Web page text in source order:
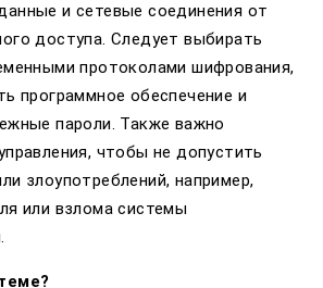
и сетевые соединения от
доступа. Следует выбирать
протоколами шифрования,
программное обеспечение и
пароли. Также важно
чтобы не допустить
злоупотреблений, например,
или взлома системы